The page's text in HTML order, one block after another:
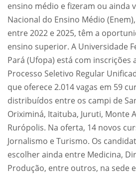
ensino médio e fizeram ou ainda
Nacional do Ensino Médio
entre 2022 e 2025, têm a
ensino superior. A Universidade
Pará (Ufopa) está com inscrições
Processo Seletivo Regular
que oferece 2.014 vagas em 59
distribuídos entre os campi de
Oriximiná, Itaituba, Juruti, Monte
Rurópolis. Na oferta, 14 novos
Jornalismo e Turismo. Os
escolher ainda entre Medicina,
Produção, entre outros, na sede